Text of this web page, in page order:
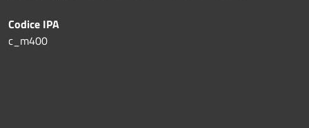
Codice IPA
c_m400